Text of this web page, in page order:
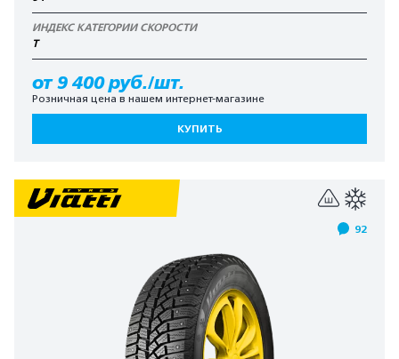
ИНДЕКС КАТЕГОРИИ СКОРОСТИ
T
от 9 400 руб./шт.
Розничная цена в нашем интернет-магазине
КУПИТЬ
92